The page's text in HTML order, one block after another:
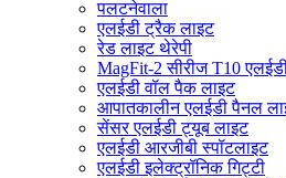
पलटनेवाला
एलईडी ट्रैक लाइट
रेड लाइट थेरेपी
MagFit-2 सीरीज T10
एलईडी वॉल पैक लाइट
आपातकालीन एलईडी पैनल
सेंसर एलईडी ट्यूब लाइट
एलईडी आरजीबी स्पॉटलाइट
एलईडी इलेक्ट्रॉनिक गिट्टी